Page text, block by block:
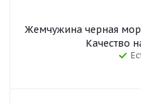
Жемчужина черная
Качество